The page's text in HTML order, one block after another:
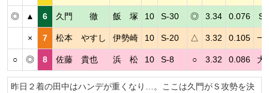
◎ ▲ 6 久門 徹 飯 塚 10 S-30 ◎ 3.34 0.076 Ｓ
× 7 松本 やすし 伊勢崎 10 S-20 △ 3.32 0.105 一
○ ◎ 8 佐藤 貴也 浜 松 10 S-8 ○ 3.32 0.086 大
昨日２着の田中はハンデが重くなり…。ここは久門がＳ攻勢を決